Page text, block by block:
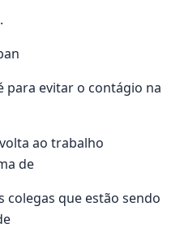
para evitar o contágio na
ao trabalho
de
colegas que estão sendo